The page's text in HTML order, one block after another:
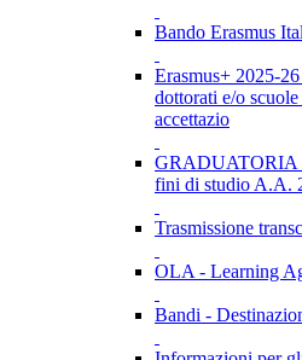
Bando Erasmus
Erasmus+ 2025-
dottorati e/o
accettazio
GRADUATORIA
fini di studio A.A.
Trasmissione
OLA - Learning
Bandi -